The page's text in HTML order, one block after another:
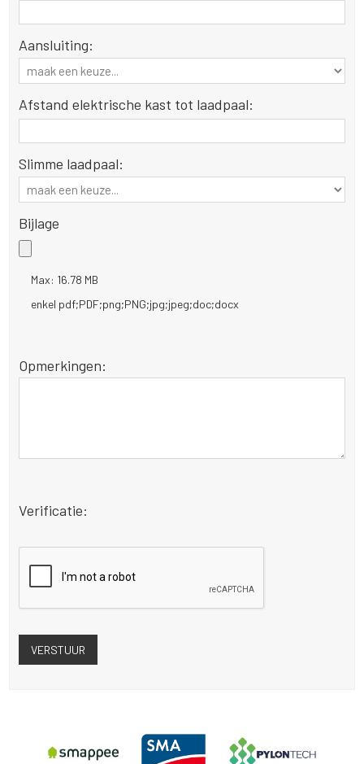
Aansluiting:
Afstand elektrische kast tot laadpaal:
Slimme laadpaal:
Bijlage
Max: 16.78 MB
enkel pdf;PDF;png;PNG;jpg;jpeg;doc;docx
Opmerkingen:
Verificatie: